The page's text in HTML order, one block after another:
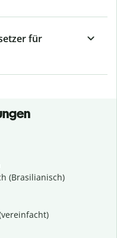
für
(Brasilianisch)